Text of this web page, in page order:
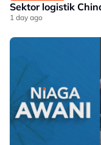
Sektor logistik
1 day ago